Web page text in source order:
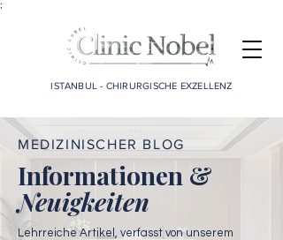
;
ISTANBUL - CHIRURGISCHE EXZELLENZ
MEDIZINISCHER BLOG
Informationen &
Neuigkeiten
Lehrreiche Artikel, verfasst von unserem